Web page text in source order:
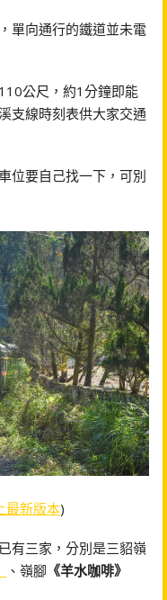
單向通行的鐵道並未電
公尺，約1分鐘即能
支線時刻表供大家交通
位要自己找一下，可別
最新版本)
有三家，分別是三貂嶺
、嶺腳 《羊水咖啡》